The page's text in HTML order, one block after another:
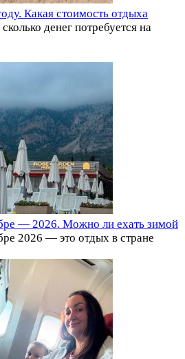
Какая стоимость отдыха
денег потребуется на
— 2026. Можно ли ехать зимой
2026 — это отдых в стране